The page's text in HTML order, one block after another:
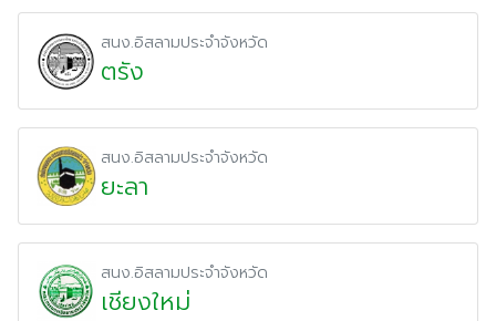
สนง.อิสลามประจำจังหวัด
ตรัง
สนง.อิสลามประจำจังหวัด
ยะลา
สนง.อิสลามประจำจังหวัด
เชียงใหม่